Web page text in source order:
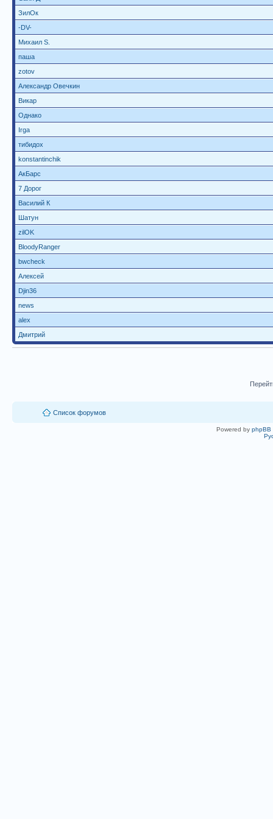
ЗилОк
-DV-
Михаил S.
паша
zotov
Александр Овечкин
Викар
Однако
Irga
тибидох
konstantinchik
АкБарс
7 Дорог
Василий К
Шатун
zilOK
BloodyRanger
bwcheck
Алексей
Djin36
news
alex
Дмитрий
Список форумов
Powered by phpBB